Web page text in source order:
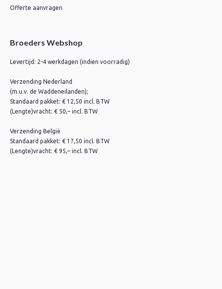
Offerte aanvragen
Broeders Webshop
Levertijd: 2-4 werkdagen (indien voorradig)
Verzending Nederland
(m.u.v. de Waddeneilanden);
Standaard pakket: € 12,50 incl. BTW
(Lengte)vracht: € 50,– incl. BTW
Verzending België
Standaard pakket: € 17,50 incl. BTW
(Lengte)vracht: € 95,– incl. BTW